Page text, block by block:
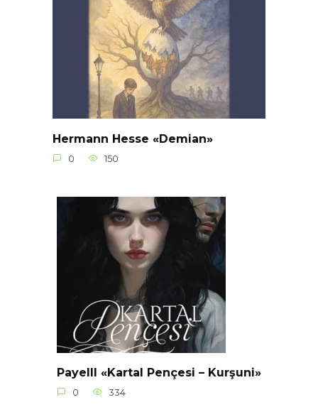
Hermann Hesse «Demian»
0 150
Payelll «Kartal Pençesi – Kurşuni»
0 334